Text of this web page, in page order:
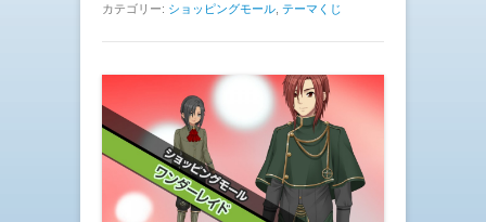
カテゴリー: ショッピングモール テーマくじ